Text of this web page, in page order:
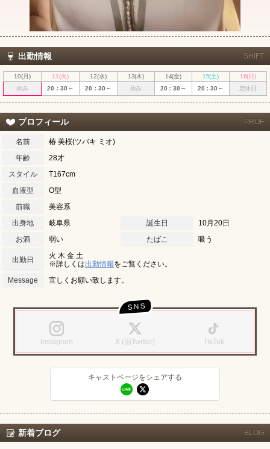
出勤情報 SHIFT
10(月) 11(火) 12(水) 13(木) 14(金) 15(土)
16(日)
休み
20：30～ 20：30～ 休み 20：30～ 20：30～ 定休日
プロフィール PROF
名前
椿 美桜(ツバキ ミオ)
年齢
28才
スタイル
T167cm
血液型
O型
前職
美容系
出身地
岐阜県 誕生日
10月20日
お酒
弱い たばこ 吸う
出勤日
火 木 金 土
※詳しくは出勤情報をご覧ください。
Message
宜しくお願い致します。
Instagram X (旧Twitter) TikTok
キャストページをシェアする
キャストページのURLをコピー
新着ブログ BLOG
LINEでお店に連絡する
お店のURLをコピー
女の子ログイン
新規会員登録
北海道
沖縄 全国TOP